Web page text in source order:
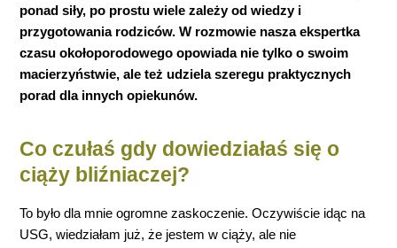
ponad siły, po prostu wiele zależy od wiedzy i
przygotowania rodziców. W rozmowie nasza ekspertka
czasu okołoporodowego opowiada nie tylko o swoim
macierzyństwie, ale też udziela szeregu praktycznych
porad dla innych opiekunów.
Co czułaś gdy dowiedziałaś się o
ciąży bliźniaczej?
To było dla mnie ogromne zaskoczenie. Oczywiście idąc na
USG, wiedziałam już, że jestem w ciąży, ale nie